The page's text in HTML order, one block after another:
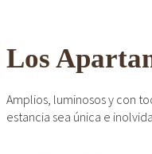
Los
Amplios, luminosos y con
estancia sea única e